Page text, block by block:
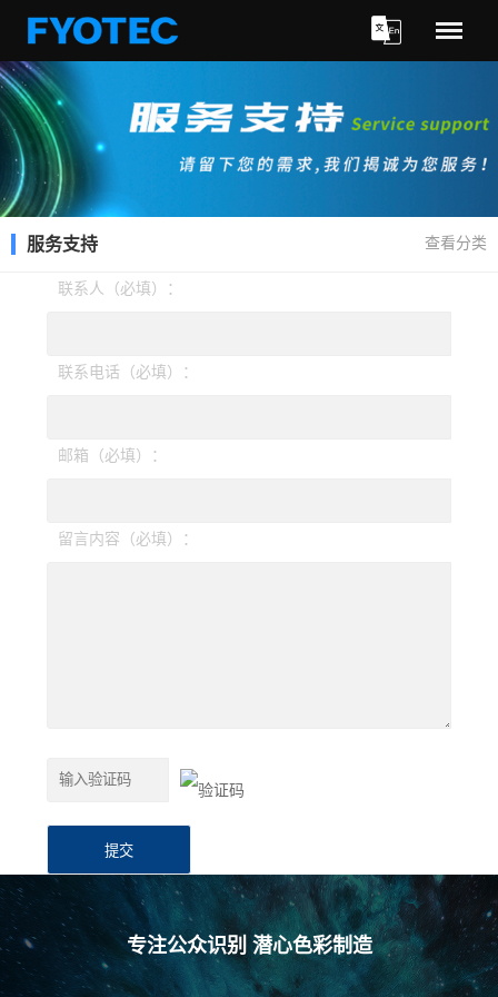
服务支持 查看分类
联系人（必填）：
联系电话（必填）：
邮箱（必填）：
留言内容（必填）：
专注公众识别 潜心色彩制造